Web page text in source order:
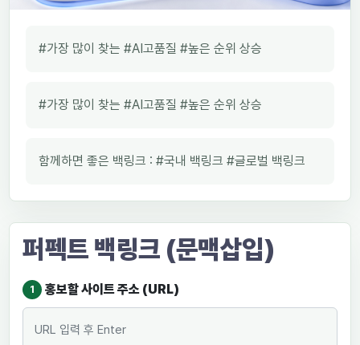
#가장 많이 찾는 #AI고품질 #높은 순위 상승
#가장 많이 찾는 #AI고품질 #높은 순위 상승
함께하면 좋은 백링크 : #국내 백링크 #글로벌 백링크
퍼펙트 백링크 (문맥삽입)
1 홍보할 사이트 주소 (URL)